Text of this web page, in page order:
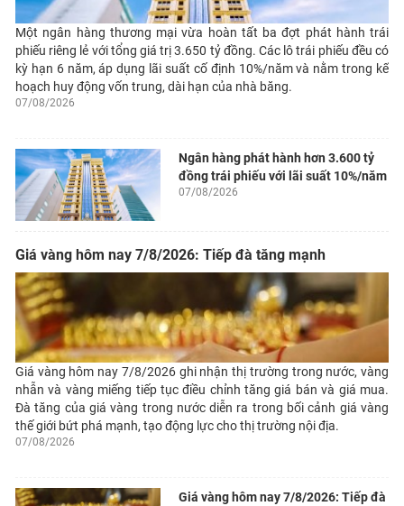
Một ngân hàng thương mại vừa hoàn tất ba đợt phát hành trái
phiếu riêng lẻ với tổng giá trị 3.650 tỷ đồng. Các lô trái phiếu đều có
kỳ hạn 6 năm, áp dụng lãi suất cố định 10%/năm và nằm trong kế
hoạch huy động vốn trung, dài hạn của nhà băng.
07/08/2026
Ngân hàng phát hành hơn 3.600 tỷ
đồng trái phiếu với lãi suất 10%/năm
07/08/2026
Giá vàng hôm nay 7/8/2026: Tiếp đà tăng mạnh
Giá vàng hôm nay 7/8/2026 ghi nhận thị trường trong nước, vàng
nhẫn và vàng miếng tiếp tục điều chỉnh tăng giá bán và giá mua.
Đà tăng của giá vàng trong nước diễn ra trong bối cảnh giá vàng
thế giới bứt phá mạnh, tạo động lực cho thị trường nội địa.
07/08/2026
Giá vàng hôm nay 7/8/2026: Tiếp đà